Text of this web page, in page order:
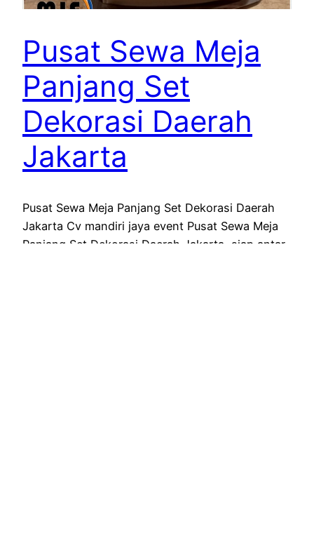
Pusat Sewa Meja
Panjang Set
Dekorasi Daerah
Jakarta
Pusat Sewa Meja Panjang Set Dekorasi Daerah
Jakarta Cv mandiri jaya event Pusat Sewa Meja
Panjang Set Dekorasi Daerah Jakarta, siap antar